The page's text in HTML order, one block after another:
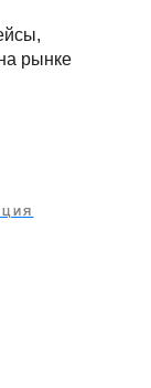
рынке